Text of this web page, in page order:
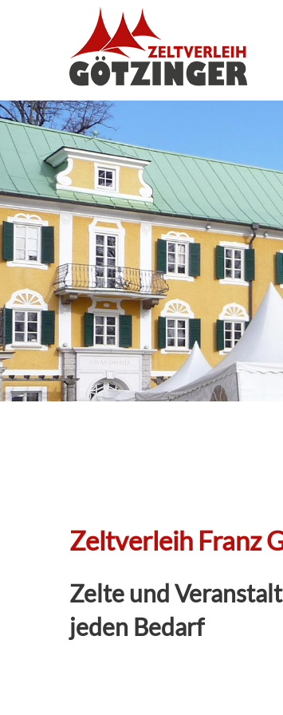
Zeltverleih Franz
Zelte und
jeden Bedarf